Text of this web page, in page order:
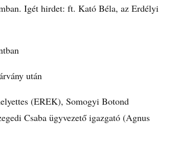
Igét hirdet: ft. Kató Béla, az Erdélyi
után
(EREK), Somogyi Botond
Csaba ügyvezető igazgató (Agnus